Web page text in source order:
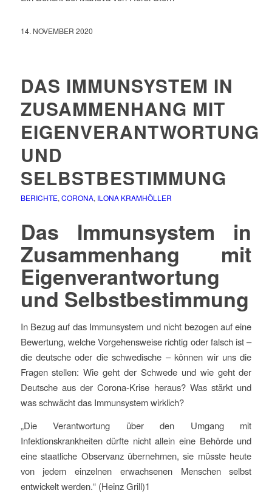
14. NOVEMBER 2020
DAS IMMUNSYSTEM IN
ZUSAMMENHANG MIT
EIGENVERANTWORTUNG
UND
SELBSTBESTIMMUNG
BERICHTE, CORONA, ILONA KRAMHÖLLER
Das Immunsystem in
Zusammenhang mit
Eigenverantwortung
und Selbstbestimmung
In Bezug auf das Immunsystem und nicht bezogen auf eine
Bewertung, welche Vorgehensweise richtig oder falsch ist –
die deutsche oder die schwedische – können wir uns die
Fragen stellen: Wie geht der Schwede und wie geht der
Deutsche aus der Corona-Krise heraus? Was stärkt und
was schwächt das Immunsystem wirklich?
„Die Verantwortung über den Umgang mit
Infektionskrankheiten dürfte nicht allein eine Behörde und
eine staatliche Observanz übernehmen, sie müsste heute
von jedem einzelnen erwachsenen Menschen selbst
entwickelt werden.“ (Heinz Grill)1